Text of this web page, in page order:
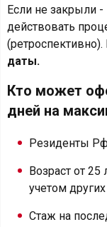
Если не закрыли
действовать
даты.
Кто может
дней на
Резиденты
Возраст от 25
учетом
Стаж на